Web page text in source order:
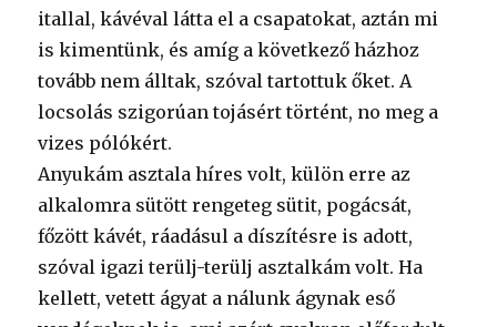
itallal, kávéval látta el a csapatokat, aztán mi
is kimentünk, és amíg a következő házhoz
tovább nem álltak, szóval tartottuk őket. A
locsolás szigorúan tojásért történt, no meg a
vizes pólókért.
Anyukám asztala híres volt, külön erre az
alkalomra sütött rengeteg sütit, pogácsát,
főzött kávét, ráadásul a díszítésre is adott,
szóval igazi terülj-terülj asztalkám volt. Ha
kellett, vetett ágyat a nálunk ágynak eső